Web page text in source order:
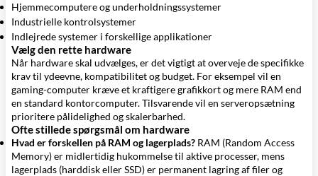
Hjemmecomputere og underholdningssystemer
Industrielle kontrolsystemer
Indlejrede systemer i forskellige applikationer
Vælg den rette hardware
Når hardware skal udvælges, er det vigtigt at overveje de specifikke
krav til ydeevne, kompatibilitet og budget. For eksempel vil en
gaming-computer kræve et kraftigere grafikkort og mere RAM end
en standard kontorcomputer. Tilsvarende vil en serveropsætning
prioritere pålidelighed og skalerbarhed.
Ofte stillede spørgsmål om hardware
Hvad er forskellen på RAM og lagerplads? RAM (Random Access
Memory) er midlertidig hukommelse til aktive processer, mens
lagerplads (harddisk eller SSD) er permanent lagring af filer og